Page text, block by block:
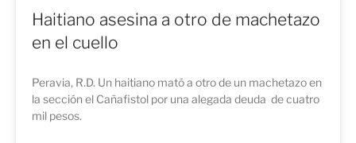
Haitiano asesina a otro de machetazo
en el cuello
Peravia, R.D. Un haitiano mató a otro de un machetazo en
la sección el Cañafistol por una alegada deuda de cuatro
mil pesos.